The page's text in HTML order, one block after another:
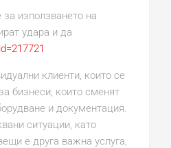
използването на
удара и да
клиенти, които се
бизнеси, които сменят
и документация.
ситуации, като
е друга важна услуга,